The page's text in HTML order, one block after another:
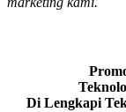
Di Lengkapi